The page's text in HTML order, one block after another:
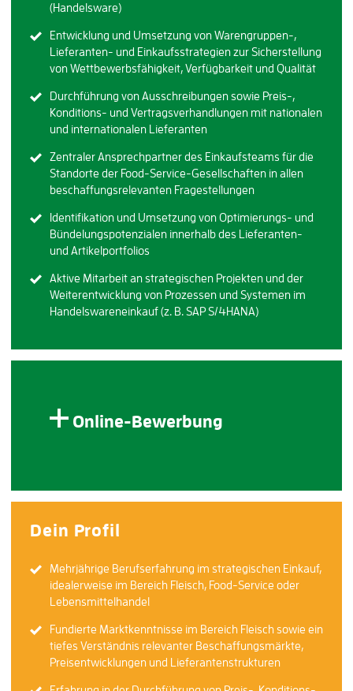
(Handelsware)
Entwicklung und Umsetzung von Warengruppen-,
Lieferanten- und Einkaufsstrategien zur Sicherstellung
von Wettbewerbsfähigkeit, Verfügbarkeit und Qualität
Durchführung von Ausschreibungen sowie Preis-,
Konditions- und Vertragsverhandlungen mit nationalen
und internationalen Lieferanten
Zentraler Ansprechpartner des Einkaufsteams für die
Standorte der Food-Service-Gesellschaften in allen
beschaffungsrelevanten Fragestellungen
Identifikation und Umsetzung von Optimierungs- und
Bündelungspotenzialen innerhalb des Lieferanten-
und Artikelportfolios
Aktive Mitarbeit an strategischen Projekten und der
Weiterentwicklung von Prozessen und Systemen im
Handelswareneinkauf (z. B. SAP S/4HANA)
Online-Bewerbung
Dein Profil
Mehrjährige Berufserfahrung im strategischen Einkauf,
idealerweise im Bereich Fleisch, Food-Service oder
Lebensmittelhandel
Fundierte Marktkenntnisse im Bereich Fleisch sowie ein
tiefes Verständnis relevanter Beschaffungsmärkte,
Preisentwicklungen und Lieferantenstrukturen